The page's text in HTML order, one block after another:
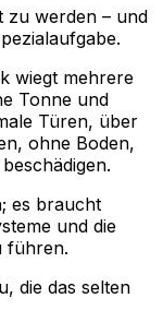
zu werden – und
wiegt mehrere
Tonne und
Türen, über
ohne Boden,
es braucht
und die
führen.
die das selten